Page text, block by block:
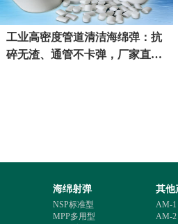
工业高密度管道清洁海绵弹：抗
碎无渣、通管不卡弹，厂家直供
海绵射弹
NSP标准型
MPP多用型
其他
AM-1
AM-2